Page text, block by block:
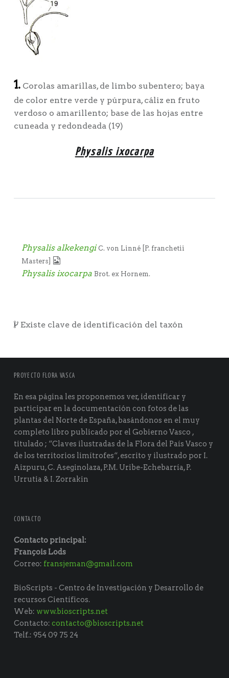
1.Corolas amarillas, de limbo subentero; baya
de color entre verde y púrpura, cáliz en fruto
verdoso o amarillento; base de las hojas entre
cuneada y redondeada (19)
Physalis ixocarpa
Physalis alkekengi C. von Linné [P. franchetii
Masters]
Physalis ixocarpa Brot. ex Hornem.
Existe clave de identificación del taxón
PROYECTO FLORA VASCA
En esa página les proponemos ver, identificar y
participar en la documentación con fotos de las
plantas del Norte de España, basándonos en el muy
completo libro publicado por el Gobierno Vasco ,
titulado ; “Claves ilustradas de la Flora del País Vasco y
de los territorios limítrofes“, escrito y ilustrado por I.
Aizpuru, C. Aseginolaza, P.M. Uribe-Echebarría, P.
Urrutia & I. Zorrakin
CONTACTO
Contacto principal:
François Lods
Correo: fransjeman@gmail.com
BioScripts - Centro de Investigación y Desarrollo de
recursos Científicos.
Web: www.bioscripts.net
Contacto:contacto@bioscripts.net
Telf.: 954 09 75 24